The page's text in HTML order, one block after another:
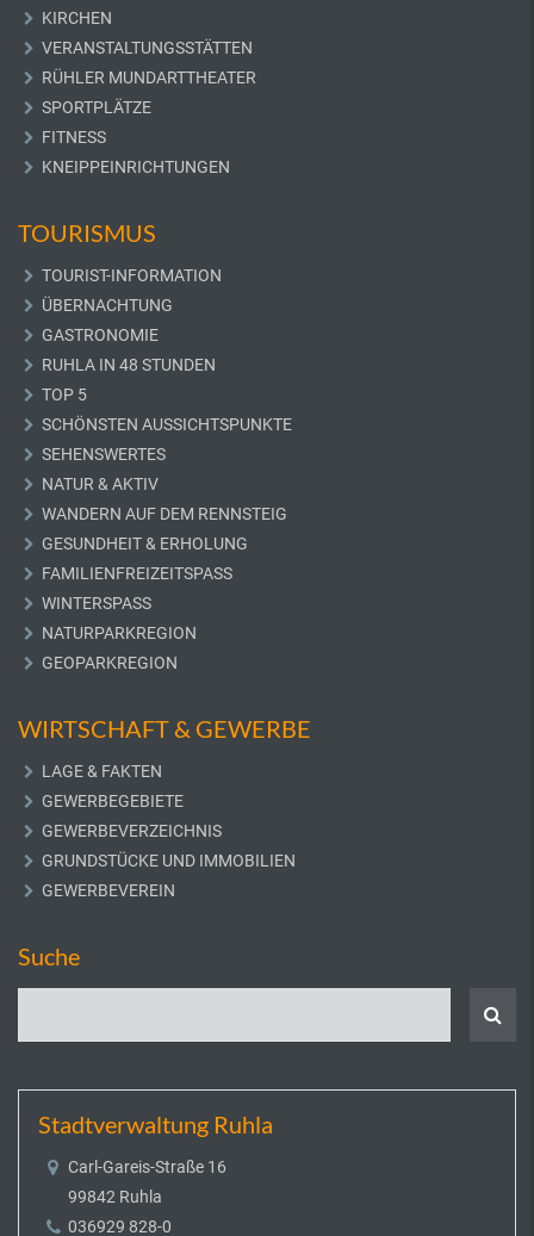
KIRCHEN
VERANSTALTUNGSSTÄTTEN
RÜHLER MUNDARTTHEATER
SPORTPLÄTZE
FITNESS
KNEIPPEINRICHTUNGEN
TOURISMUS
TOURIST-INFORMATION
ÜBERNACHTUNG
GASTRONOMIE
RUHLA IN 48 STUNDEN
TOP 5
SCHÖNSTEN AUSSICHTSPUNKTE
SEHENSWERTES
NATUR & AKTIV
WANDERN AUF DEM RENNSTEIG
GESUNDHEIT & ERHOLUNG
FAMILIENFREIZEITSPASS
WINTERSPASS
NATURPARKREGION
GEOPARKREGION
WIRTSCHAFT & GEWERBE
LAGE & FAKTEN
GEWERBEGEBIETE
GEWERBEVERZEICHNIS
GRUNDSTÜCKE UND IMMOBILIEN
GEWERBEVEREIN
Suche
Stadtverwaltung Ruhla
Carl-Gareis-Straße 16
99842 Ruhla
036929 828-0